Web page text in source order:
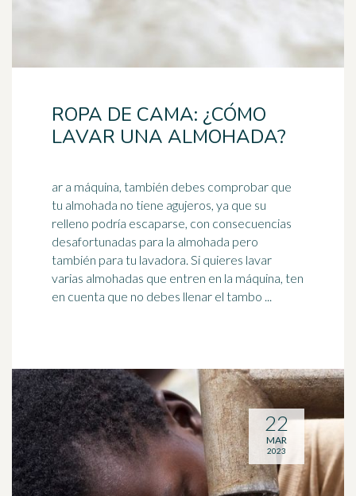
ROPA DE CAMA: ¿CÓMO
LAVAR UNA ALMOHADA?
ar a máquina, también debes comprobar que
tu almohada no tiene agujeros, ya que su
relleno podría escaparse, con consecuencias
desafortunadas para la almohada pero
también para tu lavadora. Si quieres lavar
varias almohadas que entren en la máquina, ten
en cuenta que no debes llenar el tambo ...
22
MAR
2023